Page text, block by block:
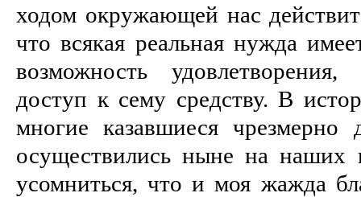
ходом окружающей нас
что всякая реальная нужда
возможность
доступ к сему средству. В
многие казавшиеся
осуществились ныне на наших
усомниться, что и моя жажда